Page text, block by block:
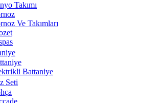
Takımı
Ve Takımları
Battaniye
Seti